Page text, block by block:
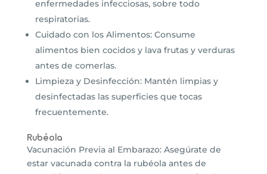
enfermedades infecciosas, sobre todo
respiratorias.
Cuidado con los Alimentos: Consume
alimentos bien cocidos y lava frutas y verduras
antes de comerlas.
Limpieza y Desinfección: Mantén limpias y
desinfectadas las superficies que tocas
frecuentemente.
Rubéola
Vacunación Previa al Embarazo: Asegúrate de
estar vacunada contra la rubéola antes de